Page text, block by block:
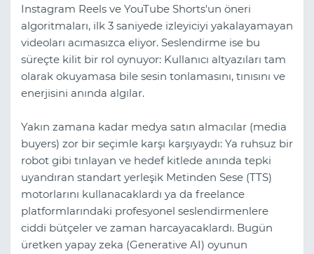
Instagram Reels ve YouTube Shorts'un öneri
algoritmaları, ilk 3 saniyede izleyiciyi yakalayamayan
videoları acımasızca eliyor. Seslendirme ise bu
süreçte kilit bir rol oynuyor: Kullanıcı altyazıları tam
olarak okuyamasa bile sesin tonlamasını, tınısını ve
enerjisini anında algılar.
Yakın zamana kadar medya satın almacılar (media
buyers) zor bir seçimle karşı karşıyaydı: Ya ruhsuz bir
robot gibi tınlayan ve hedef kitlede anında tepki
uyandıran standart yerleşik Metinden Sese (TTS)
motorlarını kullanacaklardı ya da freelance
platformlarındaki profesyonel seslendirmenlere
ciddi bütçeler ve zaman harcayacaklardı. Bugün
üretken yapay zeka (Generative AI) oyunun